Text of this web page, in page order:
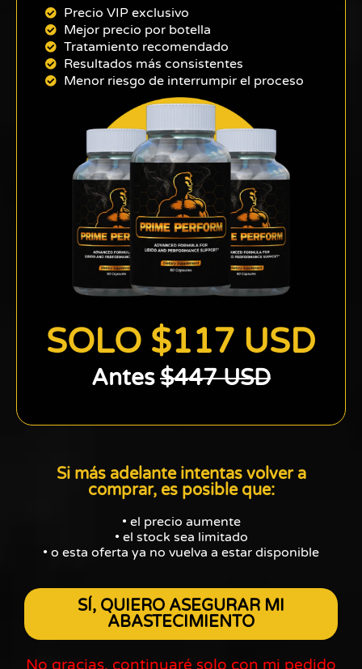
Precio VIP exclusivo
Mejor precio por botella
Tratamiento recomendado
Resultados más consistentes
Menor riesgo de interrumpir el proceso
SOLO $117 USD
Antes$447 USD
Si más adelante intentas volver a
comprar, es posible que:
• el precio aumente
• el stock sea limitado
• o esta oferta ya no vuelva a estar disponible
SÍ, QUIERO ASEGURAR MI
ABASTECIMIENTO
No gracias, continuaré solo con mi pedido